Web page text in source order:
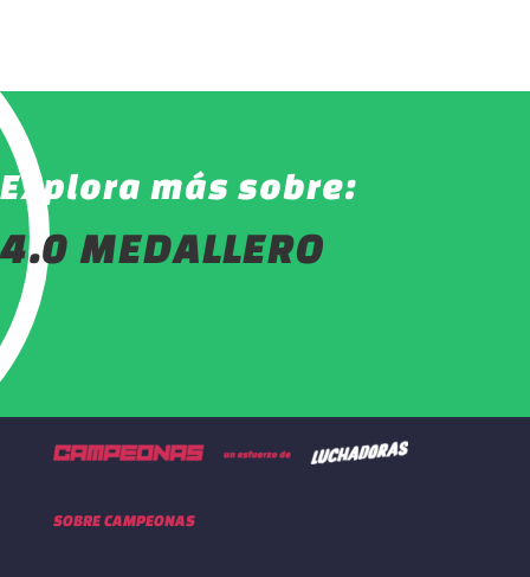
Explora más sobre:
4.0 MEDALLERO
SOBRE CAMPEONAS